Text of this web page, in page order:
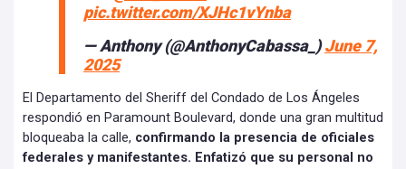
pic.twitter.com/XJHc1vYnba
— Anthony (@AnthonyCabassa_)June 7,
2025
El Departamento del Sheriff del Condado de Los Ángeles
respondió en Paramount Boulevard, donde una gran multitud
bloqueaba la calle, confirmando la presencia de oficiales
federales y manifestantes. Enfatizó que su personal no